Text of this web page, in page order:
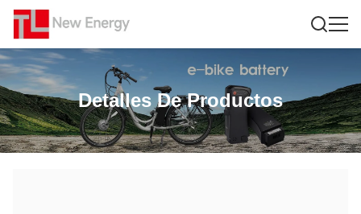
Detalles De Productos